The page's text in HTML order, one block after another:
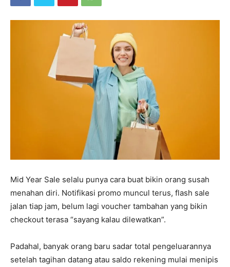
Mid Year Sale selalu punya cara buat bikin orang susah
menahan diri. Notifikasi promo muncul terus, flash sale
jalan tiap jam, belum lagi voucher tambahan yang bikin
checkout terasa “sayang kalau dilewatkan”.
Padahal, banyak orang baru sadar total pengeluarannya
setelah tagihan datang atau saldo rekening mulai menipis